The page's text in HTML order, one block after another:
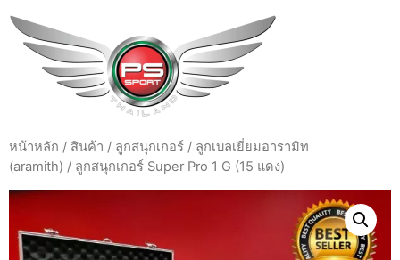
หน้าหลัก / สินค้า / ลูกสนุกเกอร์ / ลูกเบลเยี่ยมอารามิท
(aramith) / ลูกสนุกเกอร์ Super Pro 1 G (15 แดง)